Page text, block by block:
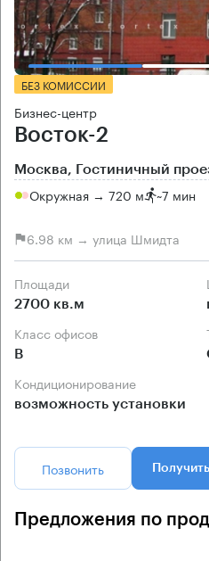
БЕЗ КОМИССИИ
Бизнес-центр
Восток-2
Москва, Гостиничный
Окружная → 720 м ~7 мин
6.98 км → улица Шмидта
Площади
2700 кв.м
Класс офисов
B
Кондиционирование
возможность установки
Позвонить
Предложения по